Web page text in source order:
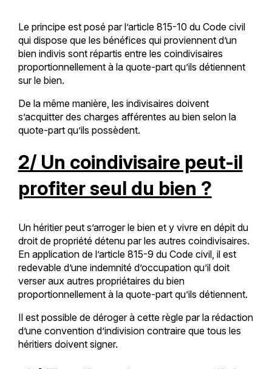
Le principe est posé par l’article 815-10 du Code civil
qui dispose que les bénéfices qui proviennent d’un
bien indivis sont répartis entre les coindivisaires
proportionnellement à la quote-part qu’ils détiennent
sur le bien.
De la même manière, les indivisaires doivent
s’acquitter des charges afférentes au bien selon la
quote-part qu’ils possèdent.
2/ Un coindivisaire peut-il
profiter seul du bien ?
Un héritier peut s’arroger le bien et y vivre en dépit du
droit de propriété détenu par les autres coindivisaires.
En application de l’article 815-9 du Code civil, il est
redevable d’une indemnité d’occupation qu’il doit
verser aux autres propriétaires du bien
proportionnellement à la quote-part qu’ils détiennent.
Il est possible de déroger à cette règle par la rédaction
d’une convention d’indivision contraire que tous les
héritiers doivent signer.